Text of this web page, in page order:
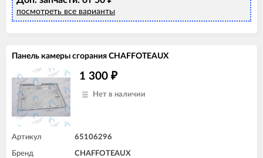
CHAFFOTEAUX PIGMA EVO SYSTEM 25 FF
CHAFFOTEAUX TALIA 25 FF
посмотреть все варианты
Панель камеры сгорания CHAFFOTEAUX
1 300 ₽
Нет в наличии
Артикул 65106296
Бренд CHAFFOTEAUX